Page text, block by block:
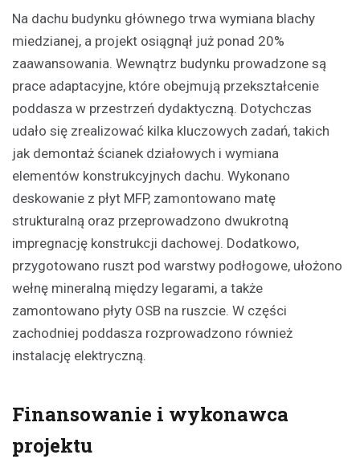
Na dachu budynku głównego trwa wymiana blachy
miedzianej, a projekt osiągnął już ponad 20%
zaawansowania. Wewnątrz budynku prowadzone są
prace adaptacyjne, które obejmują przekształcenie
poddasza w przestrzeń dydaktyczną. Dotychczas
udało się zrealizować kilka kluczowych zadań, takich
jak demontaż ścianek działowych i wymiana
elementów konstrukcyjnych dachu. Wykonano
deskowanie z płyt MFP, zamontowano matę
strukturalną oraz przeprowadzono dwukrotną
impregnację konstrukcji dachowej. Dodatkowo,
przygotowano ruszt pod warstwy podłogowe, ułożono
wełnę mineralną między legarami, a także
zamontowano płyty OSB na ruszcie. W części
zachodniej poddasza rozprowadzono również
instalację elektryczną.
Finansowanie i wykonawca
projektu